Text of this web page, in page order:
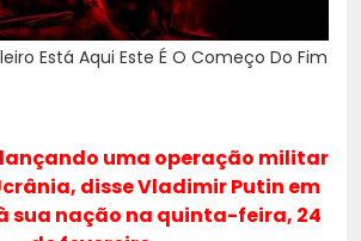
Está Aqui Este É O Começo Do Fim
lançando uma operação militar
disse Vladimir Putin em
sua nação na quinta-feira, 24